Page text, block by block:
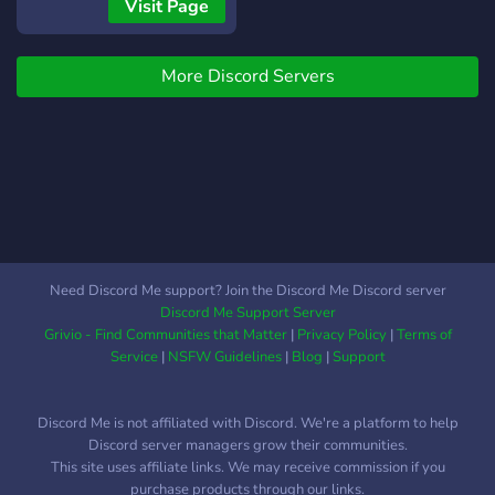
bestimmte Rollen muss
werden. Wir freuen uns,
euch hier zu haben und
Visit Page
More Discord Servers
Need Discord Me support? Join the Discord Me Discord server
Discord Me Support Server
Grivio - Find Communities that Matter| Privacy Policy|Terms of
Service| NSFW Guidelines| Blog |Support
Discord Me is not affiliated with Discord. We're a platform to help
Discord server managers grow their communities.
This site uses affiliate links. We may receive commission if you
purchase products through our links.